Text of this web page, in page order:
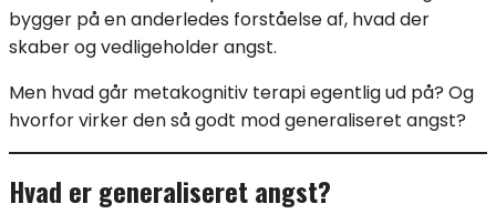
bygger på en anderledes forståelse af, hvad der
skaber og vedligeholder angst.
Men hvad går metakognitiv terapi egentlig ud på? Og
hvorfor virker den så godt mod generaliseret angst?
Hvad er generaliseret angst?